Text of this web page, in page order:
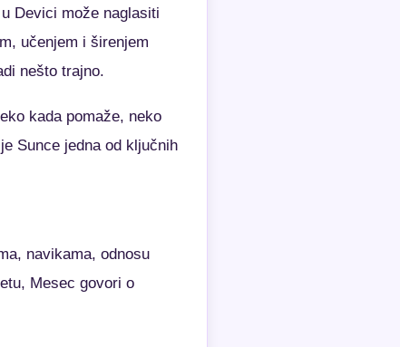
Devici može naglasiti
učenjem i širenjem
nešto trajno.
kada pomaže, neko
Sunce jedna od ključnih
navikama, odnosu
Mesec govori o